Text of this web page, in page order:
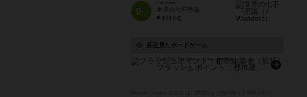
9位
7 Wonders
世界の七不思議
1919名
最近見たボードゲーム
Flash Point: Fire Rescue – Urban Structures
フラッシュポイント：都市建築物（拡張）